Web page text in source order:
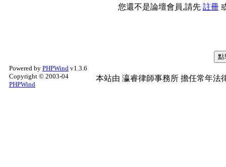
您還不是論壇會員,請先 註冊
Powered by PHPWind v1.3.6
Copyright © 2003-04
PHPWind
本站由 瀛睿律師事務所 擔任常年法